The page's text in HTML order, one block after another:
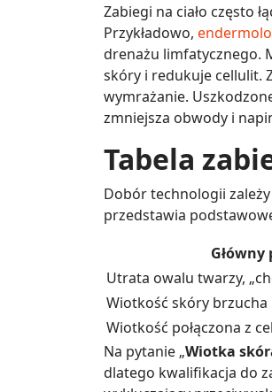
Zabiegi na ciało często
Przykładowo,
drenażu limfatycznego.
skóry i redukuje cellulit.
wymrażanie.
zmniejsza obwody i
Tabela
Dobór technologii
przedstawia
Utrata owalu twarzy,
Wiotkość skóry brzucha
Wiotkość połączona z
Na pytanie „Wiotka
dlatego kwalifikacja do